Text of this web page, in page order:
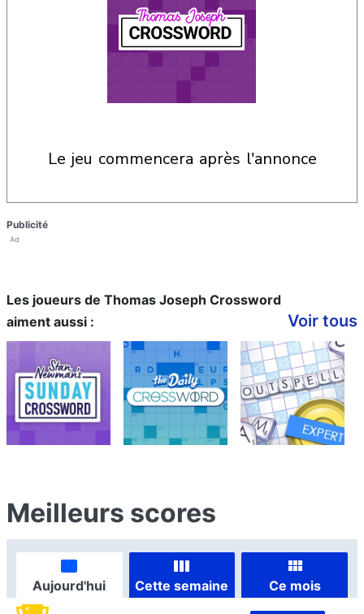
le jeu commencera après l'annonce
Publicité
Ad
Les joueurs de Thomas Joseph Crossword
aiment aussi :
Voir tous
Meilleurs scores
Aujourd'hui Cette semaine Ce mois